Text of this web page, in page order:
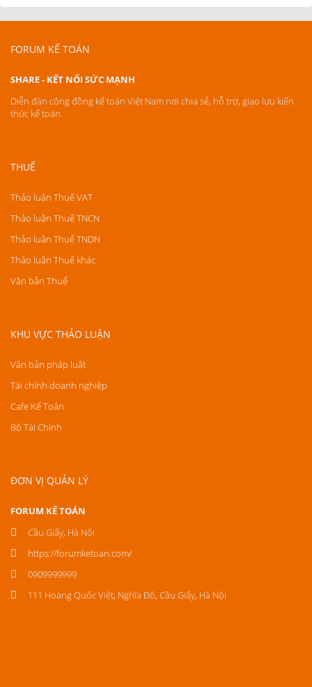
FORUM KẾ TOÁN
SHARE - KẾT NỐI SỨC MẠNH
Diễn đàn cộng đồng kế toán Việt Nam nơi chia sẻ, hỗ trợ, giao lưu kiến
thức kế toán.
THUẾ
Thảo luận Thuế VAT
Thảo luận Thuế TNCN
Thảo luận Thuế TNDN
Thảo luận Thuế khác
Văn bản Thuế
KHU VỰC THẢO LUẬN
Văn bản pháp luật
Tài chính doanh nghiệp
Cafe Kế Toán
Bộ Tài Chính
ĐƠN VỊ QUẢN LÝ
FORUM KẾ TOÁN
Cầu Giấy, Hà Nội
https://forumketoan.com/
0909999999
111 Hoàng Quốc Việt, Nghĩa Đô, Cầu Giấy, Hà Nội